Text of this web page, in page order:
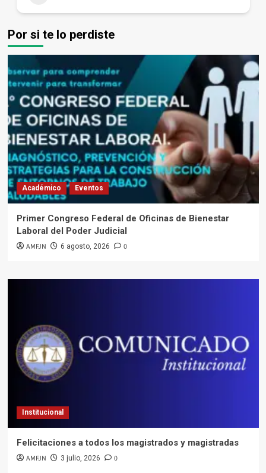
Por si te lo perdiste
Académico Eventos
Primer Congreso Federal de Oficinas de Bienestar
Laboral del Poder Judicial
AMFJN 6 agosto, 2026 0
Institucional
Felicitaciones a todos los magistrados y magistradas
AMFJN 3 julio, 2026 0